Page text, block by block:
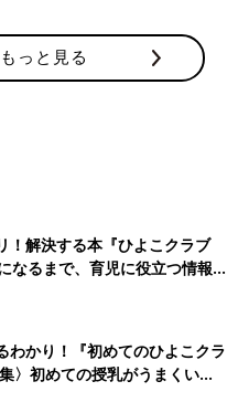
っと見る
！解決する本『ひよこクラブ
るまで、育児に役立つ情報が
わかり！『初めてのひよこクラ
〉初めての授乳がうまくい
の基本と夏のトラブル 解決テ